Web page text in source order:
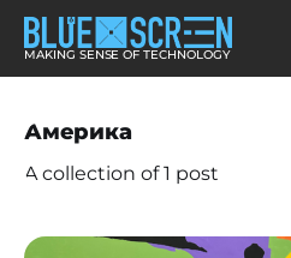
MAKING SENSE OF TECHNOLOGY
Америка
A collection of 1 post